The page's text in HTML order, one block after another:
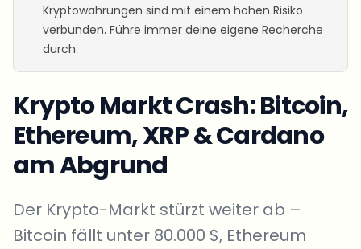
Kryptowährungen sind mit einem hohen Risiko
verbunden. Führe immer deine eigene Recherche
durch.
Krypto Markt Crash: Bitcoin,
Ethereum, XRP & Cardano
am Abgrund
Der Krypto-Markt stürzt weiter ab –
Bitcoin fällt unter 80.000 $, Ethereum